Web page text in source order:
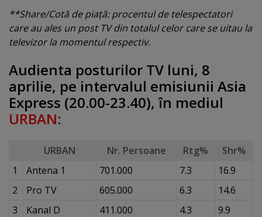
**Share/Cotă de piaţă: procentul de telespectatori
care au ales un post TV din totalul celor care se uitau la
televizor la momentul respectiv.
Audienta posturilor TV luni, 8
aprilie, pe intervalul emisiunii Asia
Express (20.00-23.40), în mediul
URBAN:
URBAN Nr. Persoane Rtg%
Shr%
1
Antena 1 701.000 7.3
16.9
2
Pro TV 605.000 6.3
14.6
3
Kanal D 411.000 4.3
9.9